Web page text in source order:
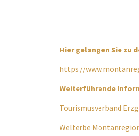
Hier gelangen Sie zu
https://
Weiterführende
Tourismusverband
Welterbe